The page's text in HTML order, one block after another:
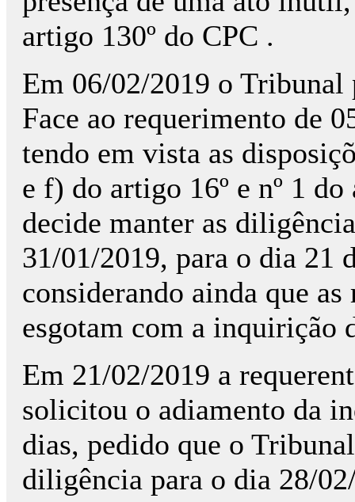
artigo 130º do CPC .
Em 06/02/2019 o Tribunal
Face ao requerimento de
tendo em vista as
e f) do artigo 16º e nº 1
decide manter as
31/01/2019, para o dia 21
considerando ainda que
esgotam com a inquirição
Em 21/02/2019 a
solicitou o adiamento da
dias, pedido que o
diligência para o dia 28/